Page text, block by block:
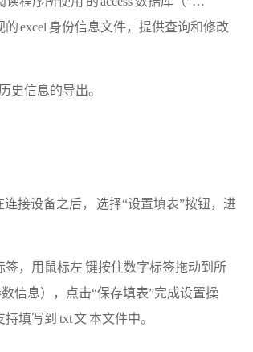
excel 身份信息文件，提供查询和修改
史信息的导出。
接设备之后， 选择“设置填表”按钮，进
，用鼠标左 键按住数字标签拖动到所
信息），点击“保存填表”完成设置操
填写到 txt 文 本文件中。